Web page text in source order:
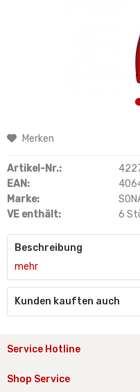
Merken
Artikel-Nr.:
EAN:
Marke:
VE enthält:
6
Beschreibung
mehr
Kunden kauften auch
Service Hotline
Shop Service